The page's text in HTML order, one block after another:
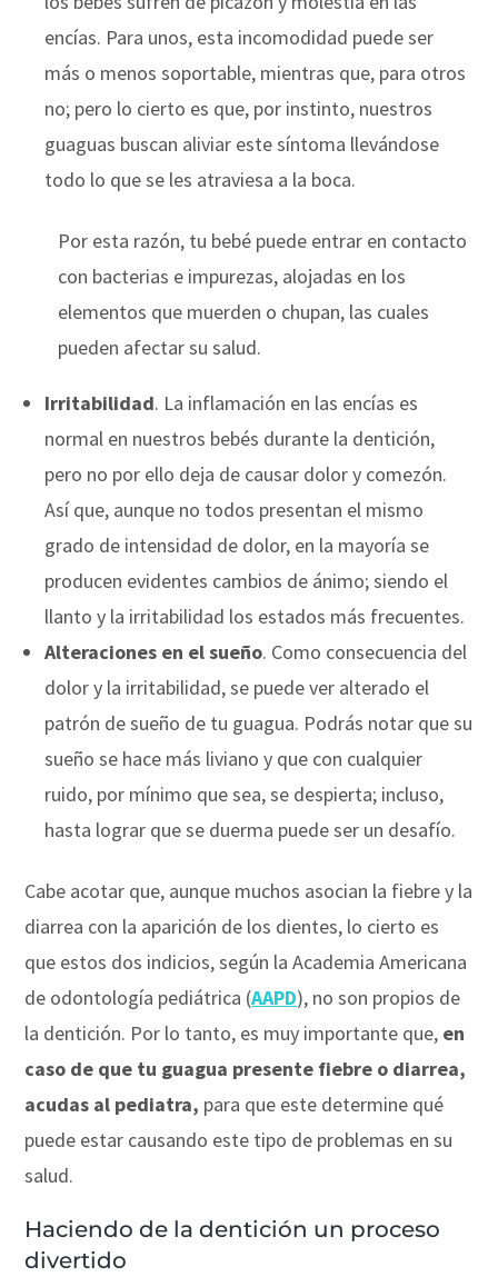
encías. Para unos, esta incomodidad puede ser
más o menos soportable, mientras que, para otros
no; pero lo cierto es que, por instinto, nuestros
guaguas buscan aliviar este síntoma llevándose
todo lo que se les atraviesa a la boca.
Por esta razón, tu bebé puede entrar en contacto
con bacterias e impurezas, alojadas en los
elementos que muerden o chupan, las cuales
pueden afectar su salud.
Irritabilidad. La inflamación en las encías es
normal en nuestros bebés durante la dentición,
pero no por ello deja de causar dolor y comezón.
Así que, aunque no todos presentan el mismo
grado de intensidad de dolor, en la mayoría se
producen evidentes cambios de ánimo; siendo el
llanto y la irritabilidad los estados más frecuentes.
Alteraciones en el sueño. Como consecuencia del
dolor y la irritabilidad, se puede ver alterado el
patrón de sueño de tu guagua. Podrás notar que su
sueño se hace más liviano y que con cualquier
ruido, por mínimo que sea, se despierta; incluso,
hasta lograr que se duerma puede ser un desafío.
Cabe acotar que, aunque muchos asocian la fiebre y la
diarrea con la aparición de los dientes, lo cierto es
que estos dos indicios, según la Academia Americana
de odontología pediátrica (AAPD), no son propios de
la dentición. Por lo tanto, es muy importante que, en
caso de que tu guagua presente fiebre o diarrea,
acudas al pediatra, para que este determine qué
puede estar causando este tipo de problemas en su
salud.
Haciendo de la dentición un proceso
divertido